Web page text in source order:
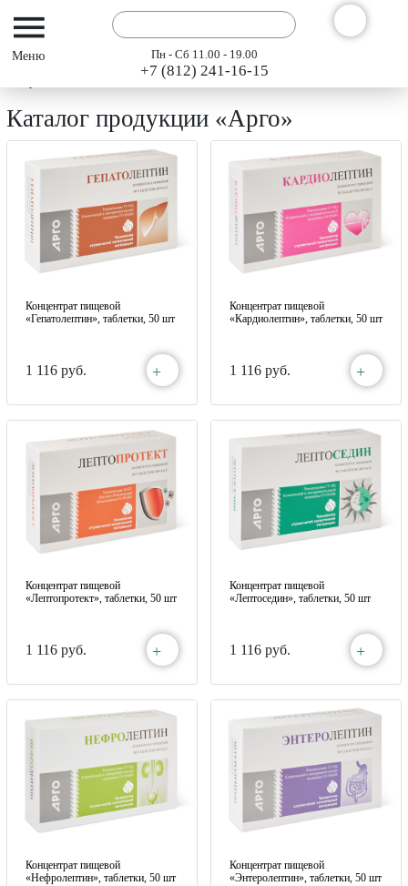
Пн - Сб 11.00 - 19.00
+7 (812) 241-16-15
Каталог
Каталог продукции «Арго»
Концентрат пищевой
«Гепатолептин», таблетки, 50 шт
1 116 руб. +
Концентрат пищевой
«Кардиолептин», таблетки, 50 шт
1 116 руб. +
Концентрат пищевой
«Лептопротект», таблетки, 50 шт
1 116 руб. +
Концентрат пищевой
«Лептоседин», таблетки, 50 шт
1 116 руб. +
Концентрат пищевой
«Нефролептин», таблетки, 50 шт
Концентрат пищевой
«Энтеролептин», таблетки, 50 шт